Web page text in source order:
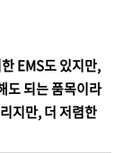
EMS도 있지만,
도 되는 품목이라
지만, 더 저렴한